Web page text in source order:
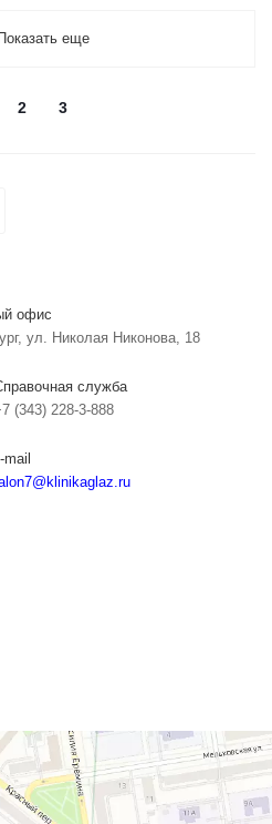
Показать еще
2 3
офис
ул. Николая Никонова, 18
служба
(343) 228-3-888
mail
@klinikaglaz.ru